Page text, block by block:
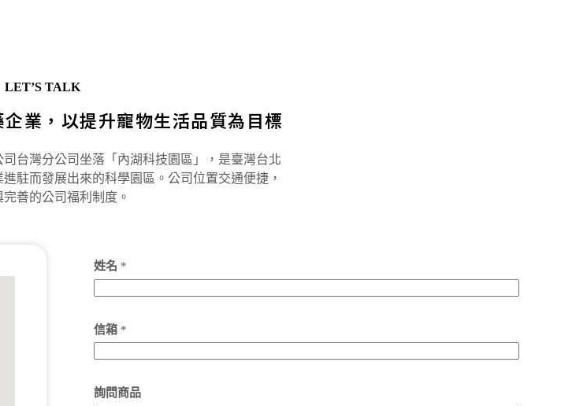
LET’S TALK
業，以提升寵物生活品質為目標
台灣分公司坐落「內湖科技園區」，是臺灣台北
駐而發展出來的科學園區。公司位置交通便捷，
善的公司福利制度。
姓名 *
信箱 *
詢問商品